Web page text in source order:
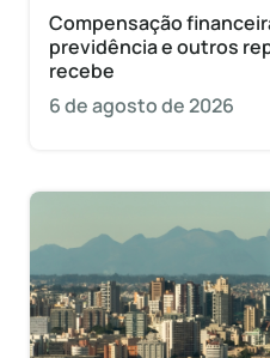
Compensação
previdência e outros
recebe
6 de agosto de 2026